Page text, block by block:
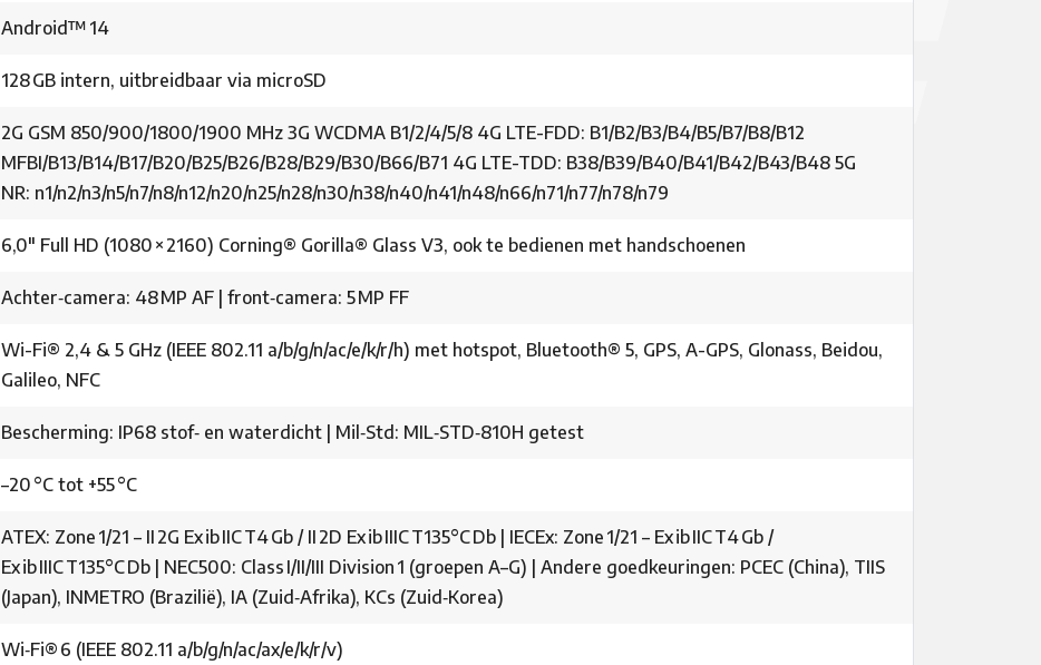
Android™ 14
128 GB intern, uitbreidbaar via microSD
2G GSM 850/900/1800/1900 MHz 3G WCDMA B1/2/4/5/8 4G LTE-FDD: B1/B2/B3/B4/B5/B7/B8/B12
MFBI/B13/B14/B17/B20/B25/B26/B28/B29/B30/B66/B71 4G LTE-TDD: B38/B39/B40/B41/B42/B43/B48 5G
NR: n1/n2/n3/n5/n7/n8/n12/n20/n25/n28/n30/n38/n40/n41/n48/n66/n71/n77/n78/n79
6,0″ Full HD (1080 × 2160) Corning® Gorilla® Glass V3, ook te bedienen met handschoenen
Achter‑camera: 48 MP AF | front‑camera: 5 MP FF
Wi-Fi® 2,4 & 5 GHz (IEEE 802.11 a/b/g/n/ac/e/k/r/h) met hotspot, Bluetooth® 5, GPS, A-GPS, Glonass, Beidou,
Galileo, NFC
Bescherming: IP68 stof‑ en waterdicht | Mil‑Std: MIL‑STD‑810H getest
–20 °C tot +55 °C
ATEX: Zone 1/21 – II 2G Ex ib IIC T4 Gb / II 2D Ex ib IIIC T135°C Db | IECEx: Zone 1/21 – Ex ib IIC T4 Gb /
Ex ib IIIC T135°C Db | NEC500: Class I/II/III Division 1 (groepen A–G) | Andere goedkeuringen: PCEC (China), TIIS
(Japan), INMETRO (Brazilië), IA (Zuid‑Afrika), KCs (Zuid‑Korea)
Wi‑Fi® 6 (IEEE 802.11 a/b/g/n/ac/ax/e/k/r/v)